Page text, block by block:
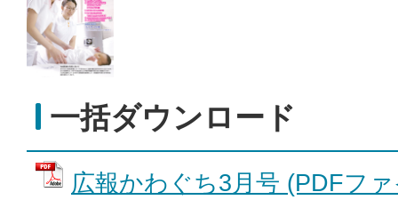
一括ダウンロード
広報かわぐち3月号 (PDFフ